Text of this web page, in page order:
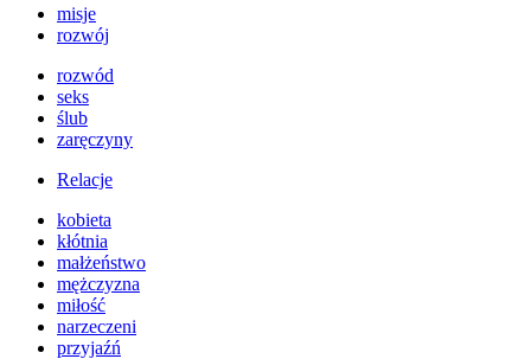
misje
rozwój
rozwód
seks
ślub
zaręczyny
Relacje
kobieta
kłótnia
małżeństwo
mężczyzna
miłość
narzeczeni
przyjaźń